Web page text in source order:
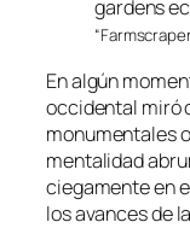
En algún
occidental miró
monumentales
mentalidad
ciegamente en
los avances de